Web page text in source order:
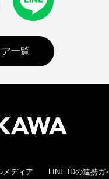
一覧
メディア LINE IDの連携ガ